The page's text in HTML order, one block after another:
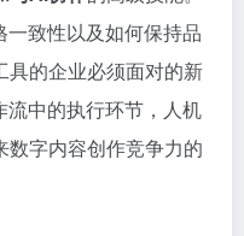
致性以及如何保持品
具的企业必须面对的新
中的执行环节，人机
字内容创作竞争力的